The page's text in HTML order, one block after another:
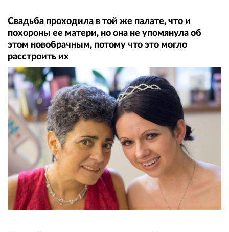
Свадьба проходила в той же палате, что и
похороны ее матери, но она не упомянула об
этом новобрачным, потому что это могло
расстроить их